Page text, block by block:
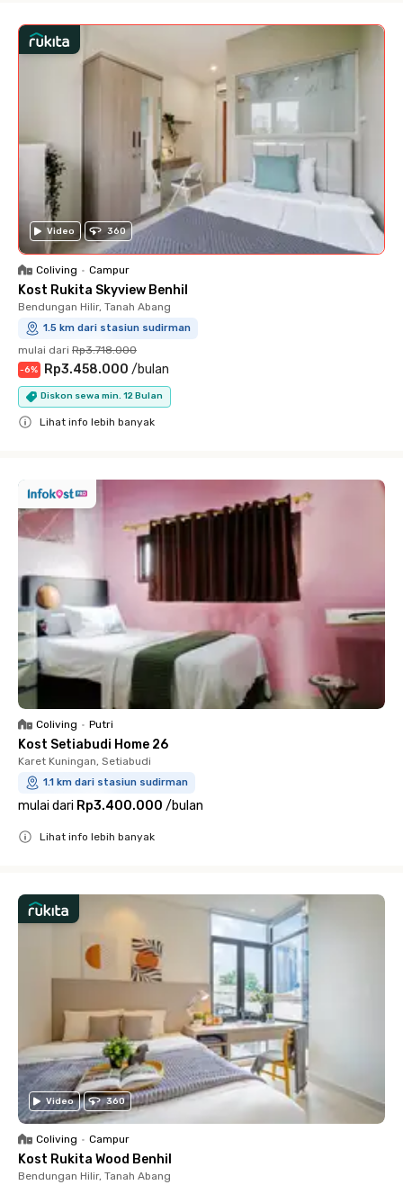
Video 360
Coliving • Campur
Kost Rukita Skyview Benhil
Bendungan Hilir, Tanah Abang
1.5 km dari stasiun sudirman
mulai dari Rp3.718.000
-6% Rp3.458.000 /bulan
Diskon sewa min. 12 Bulan
Lihat info lebih banyak
Coliving • Putri
Kost Setiabudi Home 26
Karet Kuningan, Setiabudi
1.1 km dari stasiun sudirman
mulai dari Rp3.400.000 /bulan
Lihat info lebih banyak
Video 360
Coliving • Campur
Kost Rukita Wood Benhil
Bendungan Hilir, Tanah Abang